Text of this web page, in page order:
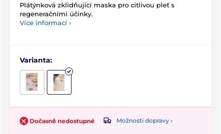
Plátýnková zklidňující maska pro citlivou pleť s
regeneračními účinky.
Více informací ›
Varianta:
Dočasně nedostupné Možnosti dopravy ›